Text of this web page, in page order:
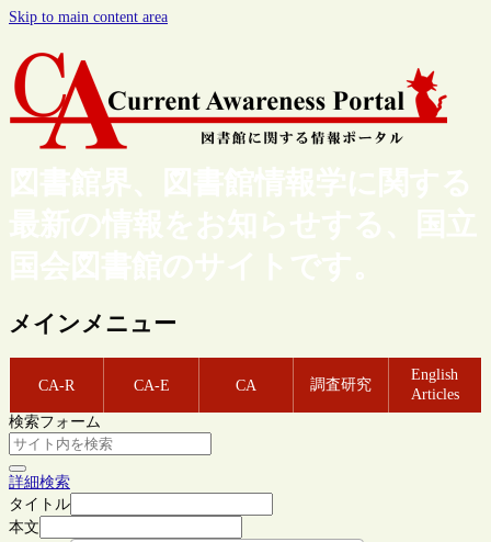
Skip to main content area
図書館界、図書館情報学に関する
最新の情報をお知らせする、国立
国会図書館のサイトです。
メインメニュー
CA-R CA-E CA 調査研究
English
Articles
検索フォーム
詳細検索
タイトル
本文